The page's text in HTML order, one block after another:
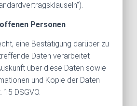
Personen
eine Bestätigung darüber zu
Daten verarbeitet
über diese Daten sowie
und Kopie der Daten
DSGVO.